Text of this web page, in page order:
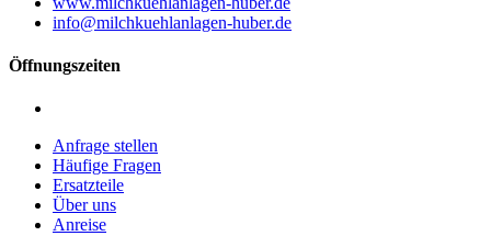
info@milchkuehlanlagen-huber.de
Öffnungszeiten
Anfrage stellen
Häufige Fragen
Ersatzteile
Über uns
Anreise